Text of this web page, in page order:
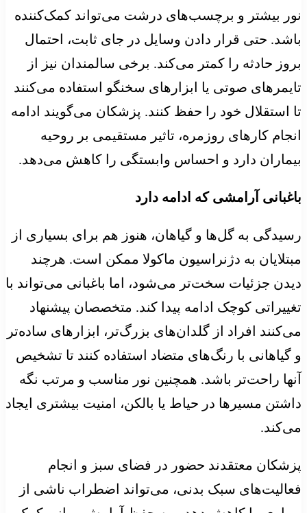
نور بیشتر و برچسب‌های درشت می‌تواند کمک‌کننده
باشد. حتی قرار دادن وسایل در جای ثابت، احتمال
بروز حادثه را کمتر می‌کند. برخی سالمندان نیز از
تایمرهای صوتی یا ابزارهای سخنگو استفاده می‌کنند
تا استقلال خود را حفظ کنند. پزشکان می‌گویند ادامه
انجام کارهای روزمره، تاثیر مستقیمی بر روحیه
بیماران دارد و احساس وابستگی را کاهش می‌دهد.
باغبانی آرامشی که ادامه دارد
رسیدگی به گل‌ها و گیاهان، هنوز هم برای بسیاری از
مبتلایان به دژنراسیون ماکولا ممکن است. هرچند
دیدن جزئیات سخت‌تر می‌شود، اما باغبانی می‌تواند با
تغییراتی کوچک ادامه پیدا کند. متخصصان پیشنهاد
می‌کنند افراد از گلدان‌های بزرگ‌تر، ابزارهای ساده‌تر
و گیاهانی با رنگ‌های متضاد استفاده کنند تا تشخیص
آنها راحت‌تر باشد. همچنین نور مناسب و مرتب نگه
داشتن مسیرها در حیاط یا بالکن، امنیت بیشتری ایجاد
می‌کند.
پزشکان معتقدند حضور در فضای سبز و انجام
فعالیت‌های سبک بدنی، می‌تواند اضطراب ناشی از